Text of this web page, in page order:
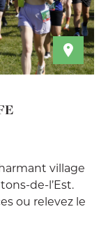
village
de-l’Est.
ou relevez le